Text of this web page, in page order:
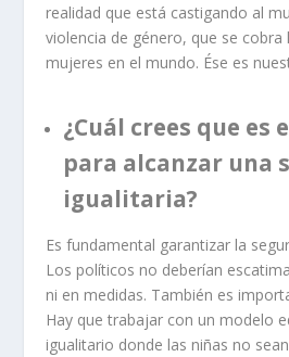
realidad que está castigando al
violencia de género, que se cobra
mujeres en el mundo. Ése es
¿Cuál crees que es
para alcanzar una
igualitaria?
Es fundamental garantizar la
Los políticos no deberían
ni en medidas. También es
Hay que trabajar con un modelo
igualitario donde las niñas no